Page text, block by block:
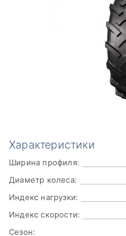
Характеристики
Ширина профиля:
Диаметр колеса:
Индекс нагрузки:
Индекс скорости:
Сезон: